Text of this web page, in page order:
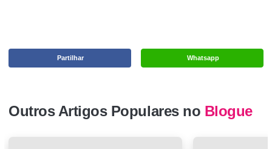
Whatsapp
Partilhar
Outros Artigos Populares no Blogue